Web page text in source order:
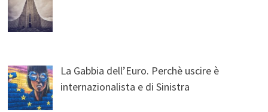
La Gabbia dell’Euro. Perchè uscire è
internazionalista e di Sinistra